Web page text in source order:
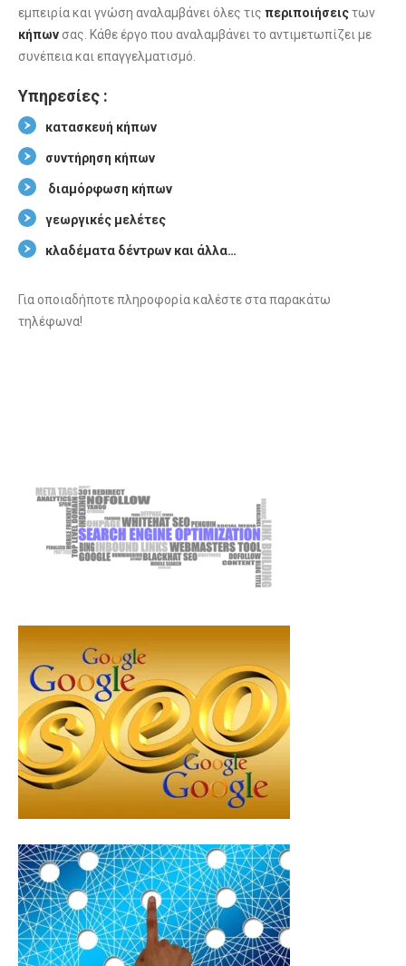
εμπειρία και γνώση αναλαμβάνει όλες τις περιποιήσειςτων
κήπων σας. Κάθε έργο που αναλαμβάνει το αντιμετωπίζει με
συνέπεια και επαγγελματισμό.
Υπηρεσίες :
κατασκευή κήπων
συντήρηση κήπων
διαμόρφωση κήπων
γεωργικές μελέτες
κλαδέματα δέντρων και άλλα…
Για οποιαδήποτε πληροφορία καλέστε στα παρακάτω
τηλέφωνα!